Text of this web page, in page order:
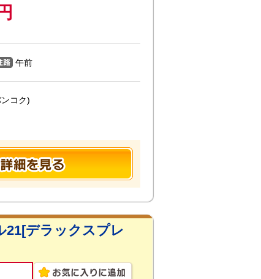
午前
コク)
21[デラックスプレ